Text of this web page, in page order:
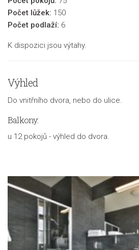
Počet lůžek: 150
Počet podlaží: 6
K dispozici jsou výtahy.
Výhled
Do vnitřního dvora, nebo do ulice.
Balkony:
u 12 pokojů - výhled do dvora.